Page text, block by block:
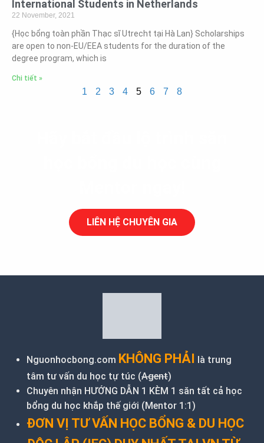
International Students in Netherlands
22 November, 2021
{Học bổng toàn phần Thạc sĩ Utrecht tại Hà Lan} Scholarships
are open to non-EU/EEA students for the duration of the
degree program, which is
Chi tiết »
1 2 3 4 5 6 7 8
LIÊN HỆ CHUYÊN GIA
Nguonhocbong.com KHÔNG PHẢI
là trung
tâm tư vấn du học tự túc (Agent)
Chuyên nhận HƯỚNG DẪN 1 KÈM 1 săn tất cả học
bổng du học khắp thế giới (Mentor 1:1)
ĐƠN VỊ TƯ VẤN HỌC BỔNG & DU HỌC